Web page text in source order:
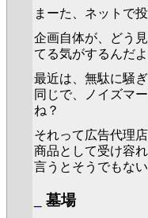
まーた、ネットで
企画自体が、どう
てる気がするんだよ
最近は、無駄に騒
同じで、ノイズマ
ね？
それって広告代理
商品として受け容
言うとそうでもな
墓場